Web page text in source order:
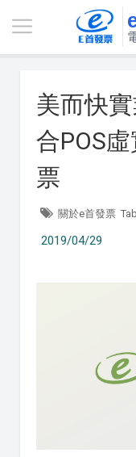
美而快
合POS
票
關於e首發票
2019/04/29